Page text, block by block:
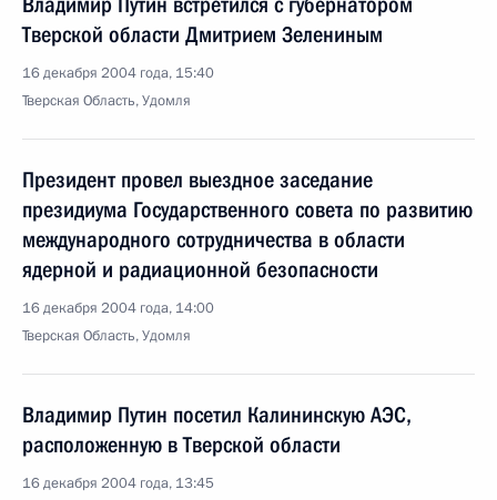
Тверской области Дмитрием Зелениным
16 декабря 2004 года, 15:40
Тверская Область, Удомля
Президент провел выездное заседание
президиума Государственного совета по развитию
международного сотрудничества в области
ядерной и радиационной безопасности
16 декабря 2004 года, 14:00
Тверская Область, Удомля
Владимир Путин посетил Калининскую АЭС,
расположенную в Тверской области
16 декабря 2004 года, 13:45